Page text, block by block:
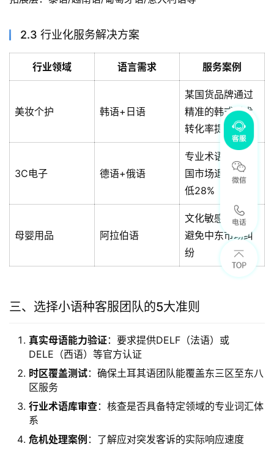
2.3 行业化服务解决方案
行业领域 语言需求 服务案例
美妆个护 韩语+日语
某国货品牌通过
精准的韩式话术
转化率提升40%
3C电子 德语+俄语
专业术语库使德
国市场退货率降
低28%
母婴用品 阿拉伯语
文化敏感性培训
避免中东市场纠
纷
三、选择小语种客服团队的5大准则
真实母语能力验证：要求提供DELF（法语）或
DELE（西语）等官方认证
时区覆盖测试：确保土耳其语团队能覆盖东三区至东八
区服务
行业术语库审查：核查是否具备特定领域的专业词汇体
系
危机处理案例 ：了解应对突发客诉的实际响应速度